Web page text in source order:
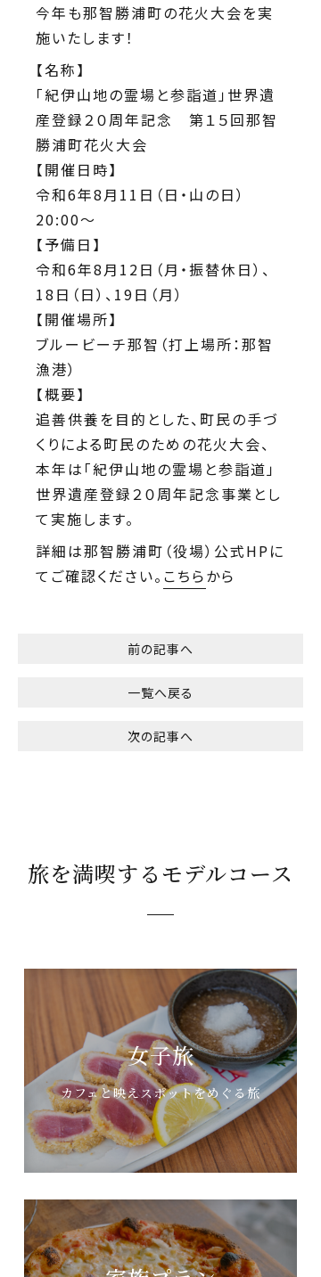
今年も那智勝浦町の花火大会を実
施いたします！
【名称】
「紀伊山地の霊場と参詣道」世界遺
産登録２０周年記念 第１５回那智
勝浦町花火大会
【開催日時】
令和6年8月11日（日・山の日）
20:00～
【予備日】
令和6年8月12日（月・振替休日）、
18日（日）、19日（月）
【開催場所】
ブルービーチ那智（打上場所：那智
漁港）
【概要】
追善供養を目的とした、町民の手づ
くりによる町民のための花火大会、
本年は「紀伊山地の霊場と参詣道」
世界遺産登録２０周年記念事業とし
て実施します。
詳細は那智勝浦町（役場）公式HPに
てご確認ください。 こちらから
前の記事へ
一覧へ戻る
次の記事へ
旅を満喫するモデルコース
女子旅
カフェと映えスポットをめぐる旅